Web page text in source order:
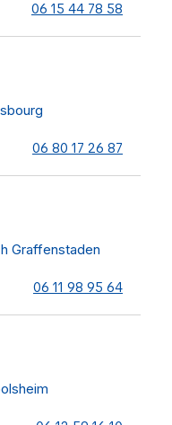
06 15 44 78 58
06 80 17 26 87
Graffenstaden
06 11 98 95 64